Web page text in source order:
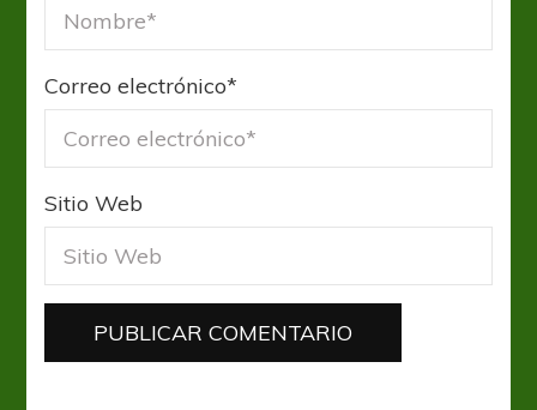
Correo electrónico*
Sitio Web